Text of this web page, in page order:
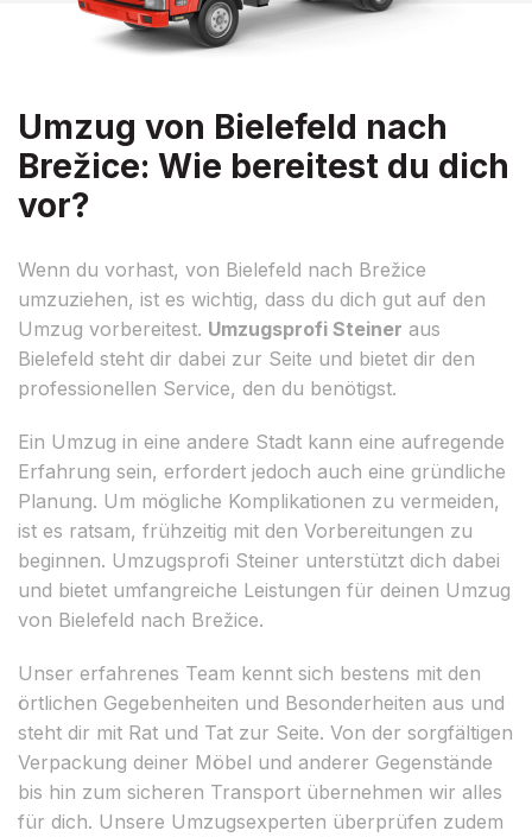
Umzug von Bielefeld nach
Brežice: Wie bereitest du dich
vor?
Wenn du vorhast, von Bielefeld nach Brežice
umzuziehen, ist es wichtig, dass du dich gut auf den
Umzug vorbereitest. Umzugsprofi Steiner aus
Bielefeld steht dir dabei zur Seite und bietet dir den
professionellen Service, den du benötigst.
Ein Umzug in eine andere Stadt kann eine aufregende
Erfahrung sein, erfordert jedoch auch eine gründliche
Planung. Um mögliche Komplikationen zu vermeiden,
ist es ratsam, frühzeitig mit den Vorbereitungen zu
beginnen. Umzugsprofi Steiner unterstützt dich dabei
und bietet umfangreiche Leistungen für deinen Umzug
von Bielefeld nach Brežice.
Unser erfahrenes Team kennt sich bestens mit den
örtlichen Gegebenheiten und Besonderheiten aus und
steht dir mit Rat und Tat zur Seite. Von der sorgfältigen
Verpackung deiner Möbel und anderer Gegenstände
bis hin zum sicheren Transport übernehmen wir alles
für dich. Unsere Umzugsexperten überprüfen zudem